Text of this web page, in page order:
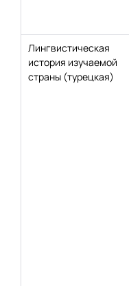
Лингвистическая
история изучаемой
страны (турецкая)